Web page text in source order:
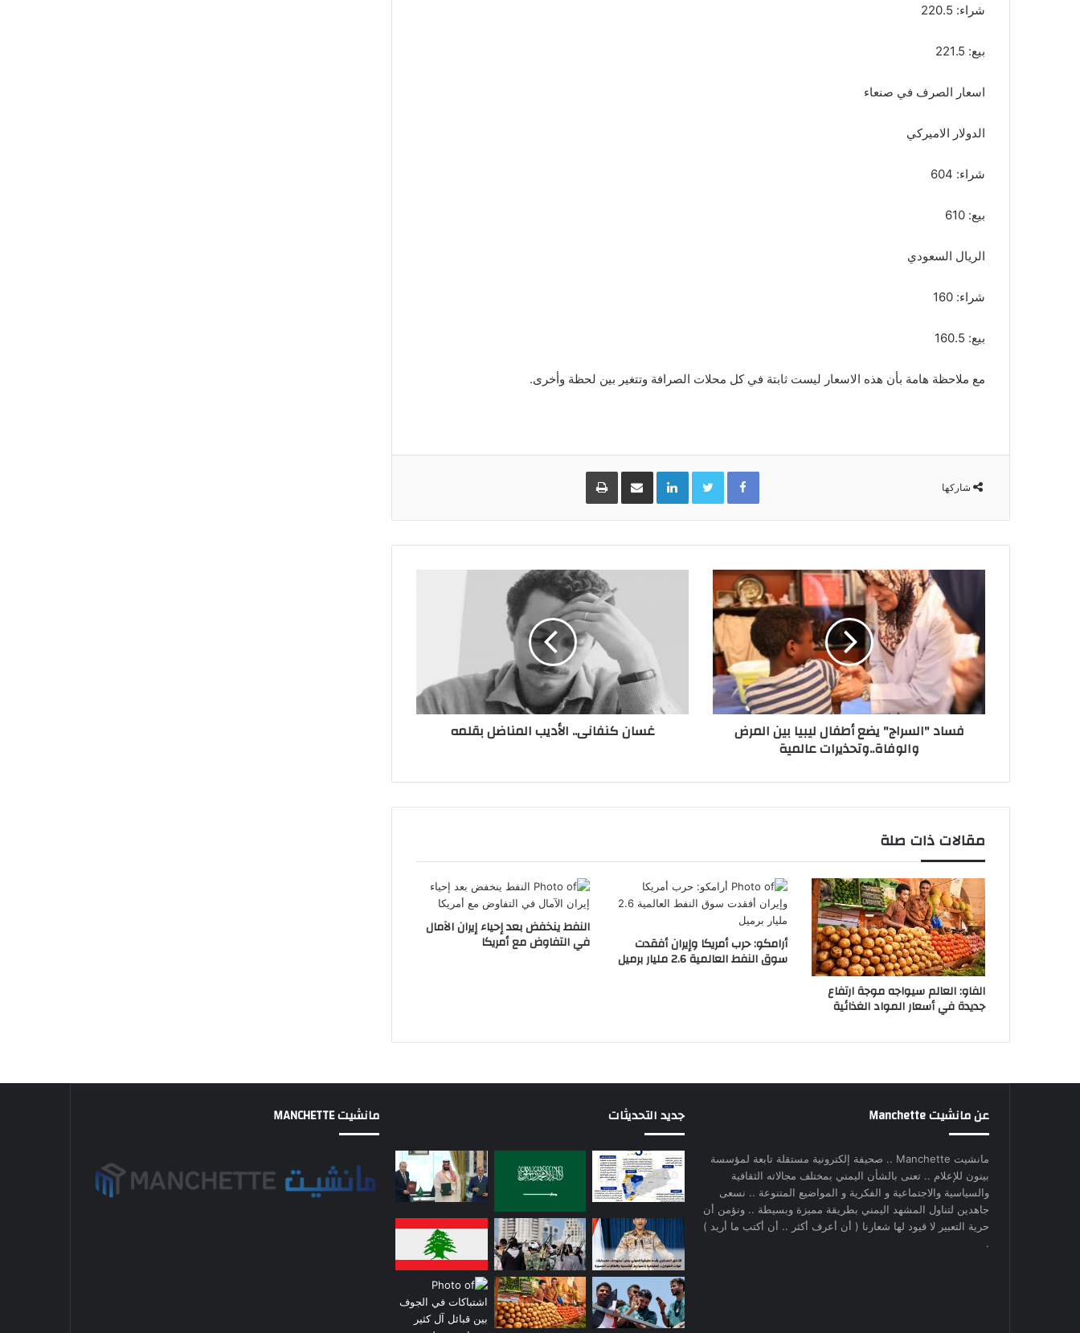
شراء: 220.5
بيع: 221.5
اسعار الصرف في صنعاء
الدولار الاميركي
شراء: 604
بيع: 610
الريال السعودي
شراء: 160
بيع: 160.5
مع ملاحظة هامة بأن هذه الاسعار ليست ثابتة في كل محلات الصرافة وتتغير بين لحظة وأخرى.
شاركها
Facebook
Twitter
LinkedInمشاركة عبر البريد طباعة
فساد "السراج" يضع أطفال ليبيا بين المرض
والوفاة..وتحذيرات عالمية
غسان كنفانى.. الأديب المناضل بقلمه
مقالات ذات صلة
الفاو: العالم سيواجه موجة ارتفاع
جديدة في أسعار المواد الغذائية
أرامكو: حرب أمريكا وإيران أفقدت
سوق النفط العالمية 2.6 مليار برميل
النفط ينخفض بعد إحياء إيران الآمال
في التفاوض مع أمريكا
عن مانشيت Manchette
مانشيت Manchette .. صحيفة إلكترونية مستقلة تابعة لمؤسسة
بينون للإعلام .. تعنى بالشأن اليمني بمختلف مجالاته الثقافية
والسياسية والاجتماعية و الفكرية و المواضيع المتنوعة .. نسعى
جاهدين لتناول المشهد اليمني بطريقة مميزة وبسيطة .. ونؤمن أن
حرية التعبير لا قيود لها شعارنا ( أن أعرف أكثر .. أن أكتب ما أريد )
.
جديد التحديثات مانشيت MANCHETTE